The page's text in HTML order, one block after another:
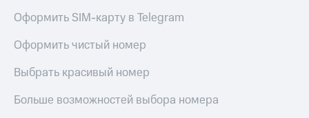
Оформить SIM-карту в Telegram
Оформить чистый номер
Выбрать красивый номер
Больше возможностей выбора номера